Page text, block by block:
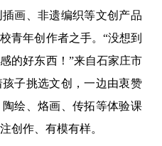
画、非遗编织等文创产品
青年创作者之手。“没想到
的好东西！”来自石家庄市
子挑选文创，一边由衷赞
绘、烙画、传拓等体验课
创作、有模有样。